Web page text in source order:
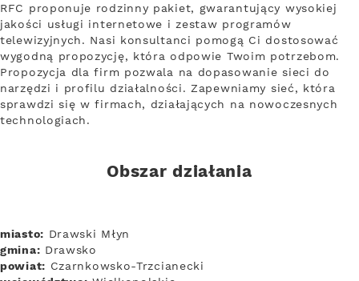
RFC proponuje rodzinny pakiet, gwarantujący wysokiej
jakości usługi internetowe i zestaw programów
telewizyjnych. Nasi konsultanci pomogą Ci dostosować
wygodną propozycję, która odpowie Twoim potrzebom.
Propozycja dla firm pozwala na dopasowanie sieci do
narzędzi i profilu działalności. Zapewniamy sieć, która
sprawdzi się w firmach, działających na nowoczesnych
technologiach.
Obszar działania
miasto: Drawski Młyn
gmina: Drawsko
powiat: Czarnkowsko-Trzcianecki